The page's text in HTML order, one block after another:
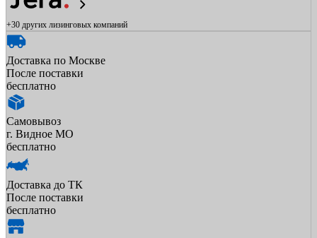
+30 других лизинговых компаний
Доставка по Москве
После поставки
бесплатно
Самовывоз
г. Видное МО
бесплатно
Доставка до ТК
После поставки
бесплатно